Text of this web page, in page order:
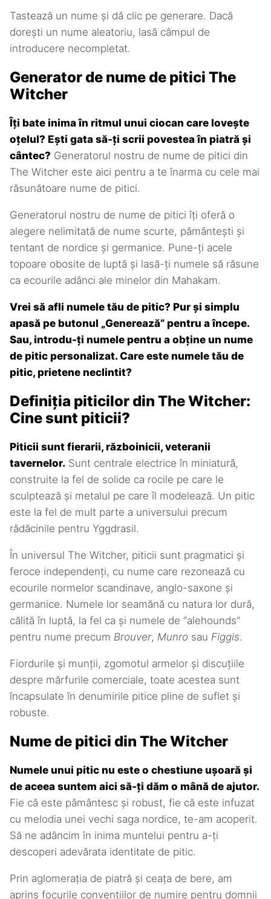
Tastează un nume și dă clic pe generare. Dacă
dorești un nume aleatoriu, lasă câmpul de
introducere necompletat.
Generator de nume de pitici The
Witcher
Îți bate inima în ritmul unui ciocan care lovește
oțelul? Ești gata să-ți scrii povestea în piatră și
cântec? Generatorul nostru de nume de pitici din
The Witcher este aici pentru a te înarma cu cele mai
răsunătoare nume de pitici.
Generatorul nostru de nume de pitici îți oferă o
alegere nelimitată de nume scurte, pământești și
tentant de nordice și germanice. Pune-ți acele
topoare obosite de luptă și lasă-ți numele să răsune
ca ecourile adânci ale minelor din Mahakam.
Vrei să afli numele tău de pitic? Pur și simplu
apasă pe butonul „Generează” pentru a începe.
Sau, introdu-ți numele pentru a obține un nume
de pitic personalizat. Care este numele tău de
pitic, prietene neclintit?
Definiția piticilor din The Witcher:
Cine sunt piticii?
Piticii sunt fierarii, războinicii, veteranii
tavernelor. Sunt centrale electrice în miniatură,
construite la fel de solide ca rocile pe care le
sculptează și metalul pe care îl modelează. Un pitic
este la fel de mult parte a universului precum
rădăcinile pentru Yggdrasil.
În universul The Witcher, piticii sunt pragmatici și
feroce independenți, cu nume care rezonează cu
ecourile normelor scandinave, anglo-saxone și
germanice. Numele lor seamănă cu natura lor dură,
călită în luptă, la fel ca și numele de “alehounds”
pentru nume precum Brouver, Munro sau Figgis.
Fiordurile și munții, zgomotul armelor și discuțiile
despre mărfurile comerciale, toate acestea sunt
încapsulate în denumirile pitice pline de suflet și
robuste.
Nume de pitici din The Witcher
Numele unui pitic nu este o chestiune ușoară și
de aceea suntem aici să-ți dăm o mână de ajutor.
Fie că este pământesc și robust, fie că este infuzat
cu melodia unei vechi saga nordice, te-am acoperit.
Să ne adâncim în inima muntelui pentru a-ți
descoperi adevărata identitate de pitic.
Prin aglomerația de piatră și ceața de bere, am
aprins focurile convențiilor de numire pentru domnii